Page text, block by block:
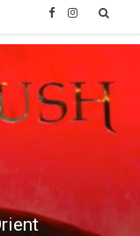
F
o
I
s